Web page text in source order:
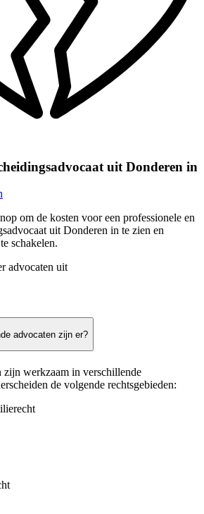
uit Donderen in
om de kosten voor een professionele en
uit Donderen in te zien en
schakelen.
advocaten uit
advocaten zijn er?
werkzaam in verschillende
de volgende rechtsgebieden: